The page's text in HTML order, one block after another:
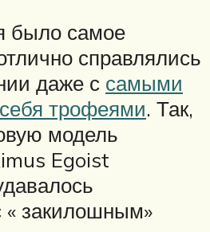
было самое
справлялись
даже с самыми
трофеями. Так,
модель
Egoist
« закилошным»